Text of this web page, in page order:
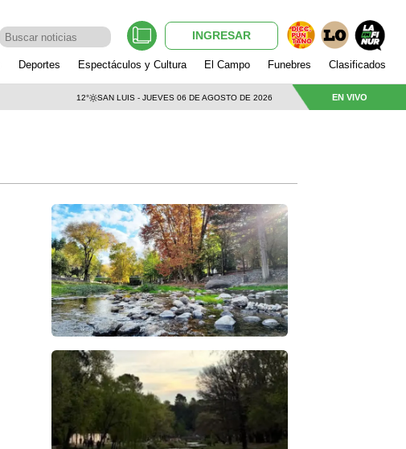
INGRESAR
Deportes Espectáculos y Cultura El Campo Funebres Clasificados
12° SAN LUIS - JUEVES 06 DE AGOSTO DE 2026 EN VIVO